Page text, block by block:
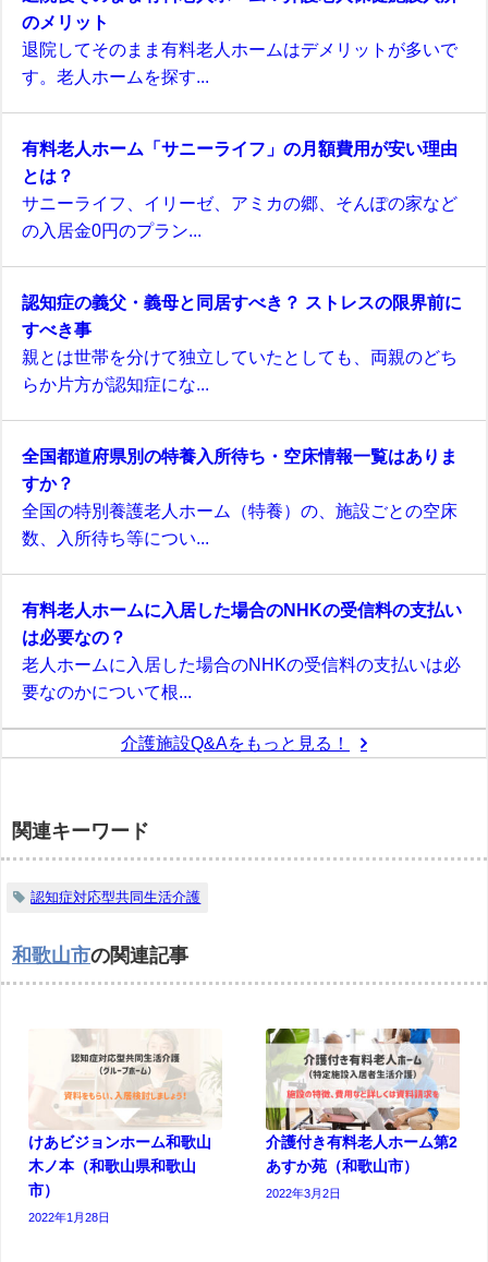
のメリット
退院してそのまま有料老人ホームはデメリットが多いで
す。老人ホームを探す...
有料老人ホーム「サニーライフ」の月額費用が安い理由
とは？
サニーライフ、イリーゼ、アミカの郷、そんぽの家など
の入居金0円のプラン...
認知症の義父・義母と同居すべき？ ストレスの限界前に
すべき事
親とは世帯を分けて独立していたとしても、両親のどち
らか片方が認知症にな...
全国都道府県別の特養入所待ち・空床情報一覧はありま
すか？
全国の特別養護老人ホーム（特養）の、施設ごとの空床
数、入所待ち等につい...
有料老人ホームに入居した場合のNHKの受信料の支払い
は必要なの？
老人ホームに入居した場合のNHKの受信料の支払いは必
要なのかについて根...
介護施設Q&Aをもっと見る！
関連キーワード
認知症対応型共同生活介護
和歌山市の関連記事
けあビジョンホーム和歌山
木ノ本（和歌山県和歌山
市）
2022年1月28日
介護付き有料老人ホーム第2
あすか苑（和歌山市）
2022年3月2日